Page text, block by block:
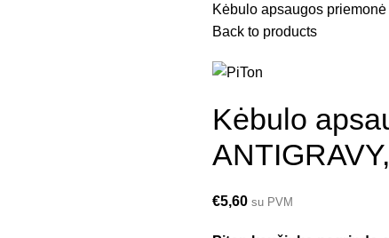
Kėbulo apsaugos
Back to products
Kėbulo
€5,60 su PVM